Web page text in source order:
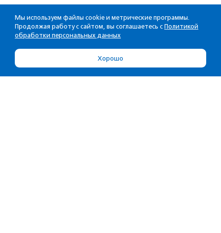
Мы используем файлы cookie и метрические программы.
Продолжая работу с сайтом, вы соглашаетесь с Политикой
обработки персональных данных
Хорошо